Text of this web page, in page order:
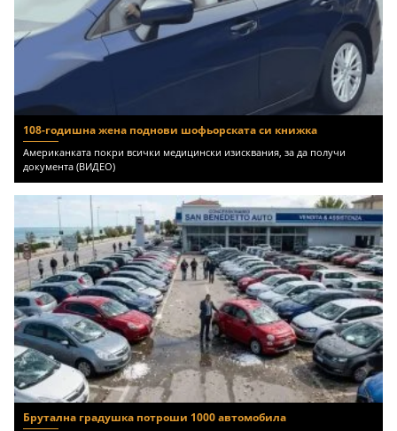
108-годишна жена поднови шофьорската си книжка
Американката покри всички медицински изисквания, за да получи
документа (ВИДЕО)
Брутална градушка потроши 1000 автомобила